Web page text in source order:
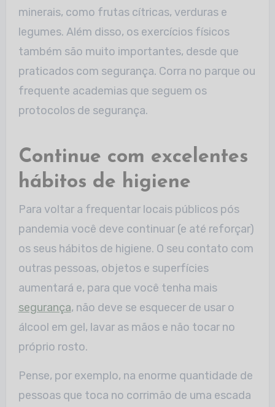
minerais, como frutas cítricas, verduras e
legumes. Além disso, os exercícios físicos
também são muito importantes, desde que
praticados com segurança. Corra no parque ou
frequente academias que seguem os
protocolos de segurança.
Continue com excelentes
hábitos de higiene
Para voltar a frequentar locais públicos pós
pandemia você deve continuar (e até reforçar)
os seus hábitos de higiene. O seu contato com
outras pessoas, objetos e superfícies
aumentará e, para que você tenha mais
segurança, não deve se esquecer de usar o
álcool em gel, lavar as mãos e não tocar no
próprio rosto.
Pense, por exemplo, na enorme quantidade de
pessoas que toca no corrimão de uma escada